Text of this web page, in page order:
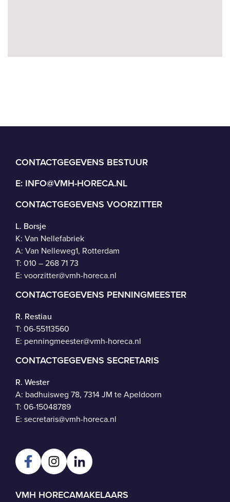
CONTACTGEGEVENS BESTUUR
E: INFO@VMH-HORECA.NL
CONTACTGEGEVENS VOORZITTER
L. Borsje
K: Van Nellefabriek
A: Van Nelleweg1, Rotterdam
T: 010 – 268 71 73
E: voorzitter@vmh-horeca.nl
CONTACTGEGEVENS PENNINGMEESTER
R. Restiau
T: 06-55113560
E: penningmeester@vmh-horeca.nl
CONTACTGEGEVENS SECRETARIS
R. Wester
A: badhuisweg 78, 7314 JM te Apeldoorn
T: 06-15048789
E: secretaris@vmh-horeca.nl
VMH HORECAMAKELAARS